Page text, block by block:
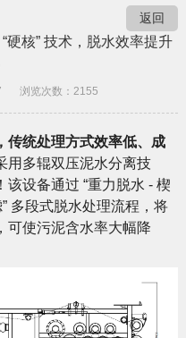
返回
硬核” 技术，脱水效率提升
浏览次数：2155
传统处理方式效率低、成
用多辊双压泥水分离技
设备通过 “重力脱水 - 楔
多段式脱水处理流程，将
可使污泥含水率大幅降